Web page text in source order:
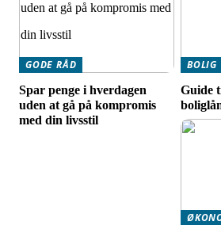
GODE RÅD
Spar penge i hverdagen
uden at gå på kompromis
med din livsstil
BOLIG
Guide